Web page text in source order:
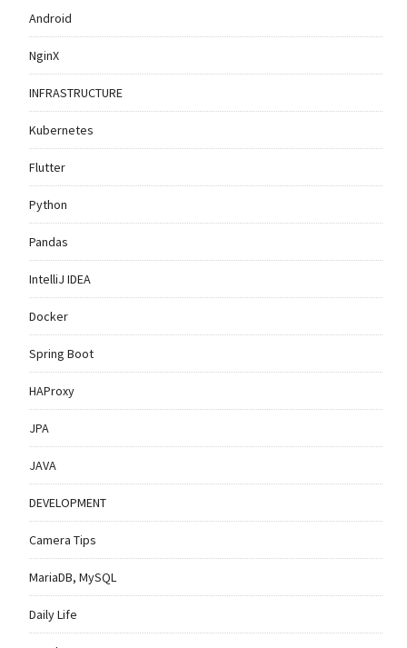
Android
NginX
INFRASTRUCTURE
Kubernetes
Flutter
Python
Pandas
IntelliJ IDEA
Docker
Spring Boot
HAProxy
JPA
JAVA
DEVELOPMENT
Camera Tips
MariaDB, MySQL
Daily Life